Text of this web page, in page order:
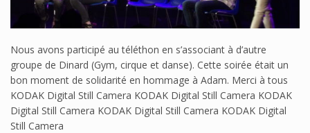
Nous avons participé au téléthon en s’associant à d’autre
groupe de Dinard (Gym, cirque et danse). Cette soirée était un
bon moment de solidarité en hommage à Adam. Merci à tous
KODAK Digital Still Camera KODAK Digital Still Camera KODAK
Digital Still Camera KODAK Digital Still Camera KODAK Digital
Still Camera